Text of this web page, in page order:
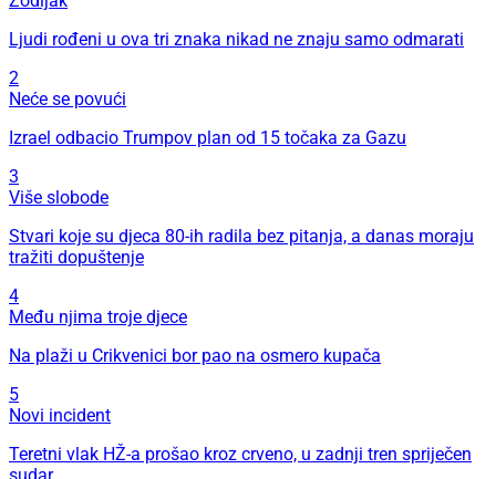
Ljudi rođeni u ova tri znaka nikad ne znaju samo odmarati
2
Neće se povući
Izrael odbacio Trumpov plan od 15 točaka za Gazu
3
Više slobode
Stvari koje su djeca 80-ih radila bez pitanja, a danas moraju
tražiti dopuštenje
4
Među njima troje djece
Na plaži u Crikvenici bor pao na osmero kupača
5
Novi incident
Teretni vlak HŽ-a prošao kroz crveno, u zadnji tren spriječen